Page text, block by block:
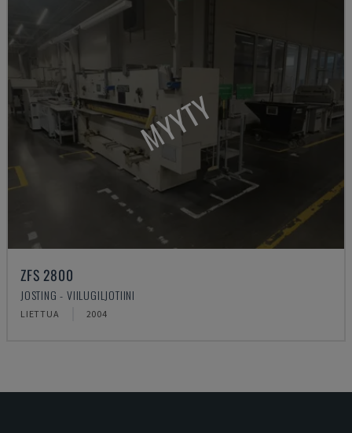
MYYTY
ZFS 2800
JOSTING - VIILUGILJOTIINI
LIETTUA 2004